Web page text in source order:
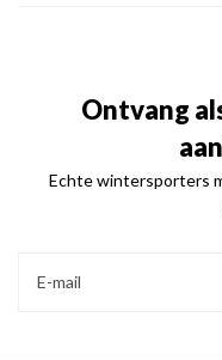
Ontvang
Echte wintersporters